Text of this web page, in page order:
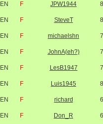
EN F JPW1944
EN F SteveT
EN F michaelshn
EN F JohnA(eh?)
EN F LesB1947
EN F Luis1945
EN F richard
EN F Don_R